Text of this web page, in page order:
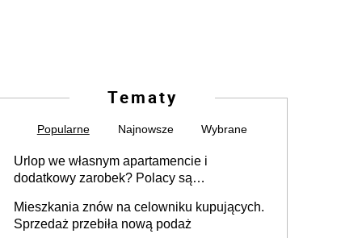
Tematy
Popularne Najnowsze Wybrane
Urlop we własnym apartamencie i
dodatkowy zarobek? Polacy są
Mieszkania znów na celowniku kupujących.
Sprzedaż przebiła nową podaż